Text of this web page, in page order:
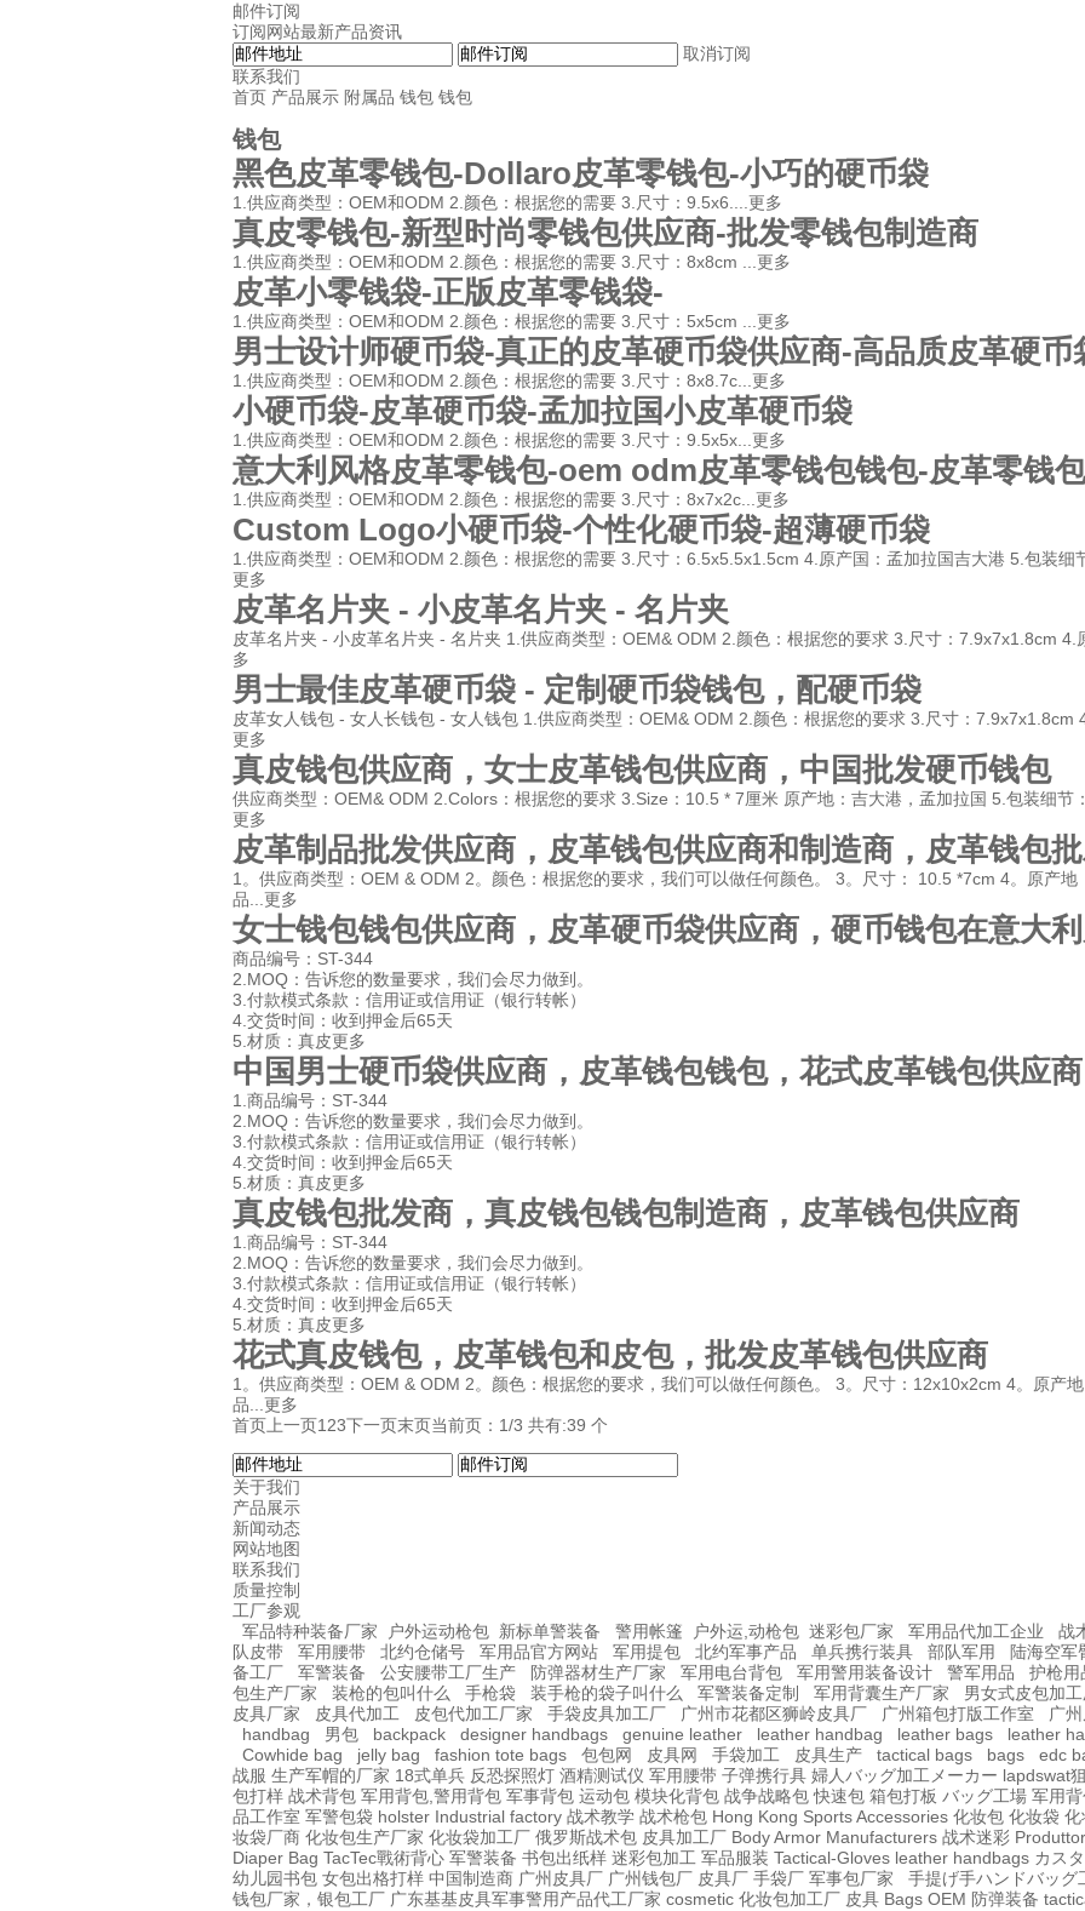
邮件订阅
订阅网站最新产品资讯
取消订阅
联系我们
首页 产品展示 附属品 钱包 钱包
钱包
黑色皮革零钱包-Dollaro皮革零钱包-小巧的硬币袋
1.供应商类型：OEM和ODM 2.颜色：根据您的需要 3.尺寸：9.5x6....更多
真皮零钱包-新型时尚零钱包供应商-批发零钱包制造商
1.供应商类型：OEM和ODM 2.颜色：根据您的需要 3.尺寸：8x8cm ...更多
皮革小零钱袋-正版皮革零钱袋-
1.供应商类型：OEM和ODM 2.颜色：根据您的需要 3.尺寸：5x5cm ...更多
男士设计师硬币袋-真正的皮革硬币袋供应商-高品质皮革硬币
1.供应商类型：OEM和ODM 2.颜色：根据您的需要 3.尺寸：8x8.7c...更多
小硬币袋-皮革硬币袋-孟加拉国小皮革硬币袋
1.供应商类型：OEM和ODM 2.颜色：根据您的需要 3.尺寸：9.5x5x...更多
意大利风格皮革零钱包-oem odm皮革零钱包钱包-皮革零钱
1.供应商类型：OEM和ODM 2.颜色：根据您的需要 3.尺寸：8x7x2c...更多
Custom Logo小硬币袋-个性化硬币袋-超薄硬币袋
1.供应商类型：OEM和ODM 2.颜色：根据您的需要 3.尺寸：6.5x5.5x1.5cm 4.原产国：孟加拉国吉大港 5.包装
更多
皮革名片夹 - 小皮革名片夹 - 名片夹
皮革名片夹 - 小皮革名片夹 - 名片夹 1.供应商类型：OEM& ODM 2.颜色：根据您的要求 3.尺寸：7.9x7x1.8cm
多
男士最佳皮革硬币袋 - 定制硬币袋钱包，配硬币袋
皮革女人钱包 - 女人长钱包 - 女人钱包 1.供应商类型：OEM& ODM 2.颜色：根据您的要求 3.尺寸：7.9x7x1.8cm
更多
真皮钱包供应商，女士皮革钱包供应商，中国批发硬币钱包
供应商类型：OEM& ODM 2.Colors：根据您的要求 3.Size：10.5 * 7厘米 原产地：吉大港，孟加拉国 5.包装细节
更多
皮革制品批发供应商，皮革钱包供应商和制造商，皮革钱包
1。供应商类型：OEM & ODM 2。颜色：根据您的要求，我们可以做任何颜色。 3。尺寸： 10.5 *7cm 4。原产
品...更多
女士钱包钱包供应商，皮革硬币袋供应商，硬币钱包在意大
商品编号：ST-344
2.MOQ：告诉您的数量要求，我们会尽力做到。
3.付款模式条款：信用证或信用证（银行转帐）
4.交货时间：收到押金后65天
5.材质：真皮更多
中国男士硬币袋供应商，皮革钱包钱包，花式皮革钱包供应商
1.商品编号：ST-344
2.MOQ：告诉您的数量要求，我们会尽力做到。
3.付款模式条款：信用证或信用证（银行转帐）
4.交货时间：收到押金后65天
5.材质：真皮更多
真皮钱包批发商，真皮钱包钱包制造商，皮革钱包供应商
1.商品编号：ST-344
2.MOQ：告诉您的数量要求，我们会尽力做到。
3.付款模式条款：信用证或信用证（银行转帐）
4.交货时间：收到押金后65天
5.材质：真皮更多
花式真皮钱包，皮革钱包和皮包，批发皮革钱包供应商
1。供应商类型：OEM & ODM 2。颜色：根据您的要求，我们可以做任何颜色。 3。尺寸：12x10x2cm 4。原产
品...更多
首页上一页123下一页末页当前页：1/3 共有:39 个
关于我们
产品展示
新闻动态
网站地图
联系我们
质量控制
工厂参观
军品特种装备厂家
户外运动枪包 新标单警装备 警用帐篷 户外运,动枪包 迷彩包厂家 军用品代加工企业
战
队皮带
军用腰带 北约仓储号 军用品官方网站 军用提包 北约军事产品 单兵携行装具 部队军用
陆海空军
备工厂
军警装备 公安腰带工厂生产 防弹器材生产厂家 军用电台背包 军用警用装备设计 警军用品
护枪用
包生产厂家
装枪的包叫什么 手枪袋 装手枪的袋子叫什么 军警装备定制 军用背囊生产厂家
男女式皮包加
皮具厂家
皮具代加工 皮包代加工厂家 手袋皮具加工厂 广州市花都区狮岭皮具厂 广州箱包打版工作室
广
handbag
男包 backpack designer handbags genuine leather leather handbag leather bags
leather
Cowhide bag
jelly bag fashion tote bags 包包网 皮具网 手袋加工 皮具生产 tactical bags bags
edc
战服 生产军帽的厂家 18式单兵 反恐探照灯 酒精测试仪 军用腰带 子弹携行具 婦人バッグ加工メーカー lapdswat
包打样 战术背包 军用背包,警用背包 军事背包 运动包 模块化背包 战争战略包 快速包 箱包打板 バッグ工場 军用
品工作室 军警包袋 holster Industrial factory 战术教学 战术枪包 Hong Kong Sports Accessories 化妆包 化妆袋 化
妆袋厂商 化妆包生产厂家 化妆袋加工厂 俄罗斯战术包 皮具加工厂 Body Armor Manufacturers 战术迷彩
Diaper Bag TacTec戰術背心 军警装备 书包出纸样 迷彩包加工 军品服装 Tactical-Gloves leather handbags カス
幼儿园书包 女包出格打样 中国制造商 广州皮具厂 广州钱包厂 皮具厂 手袋厂 军事包厂家
手提げ手ハンドバッグ
钱包厂家，银包工厂 广东基基皮具军事警用产品代工厂家 cosmetic 化妆包加工厂 皮具 Bags OEM 防弹装备